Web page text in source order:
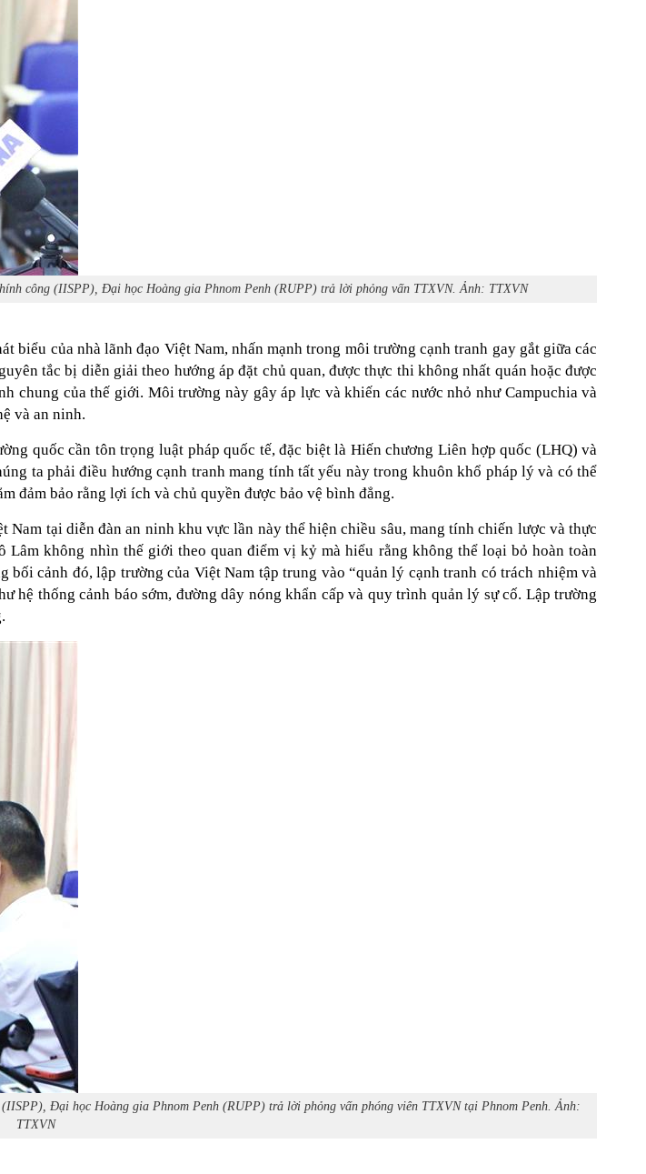
công (IISPP), Đại học Hoàng gia Phnom Penh (RUPP) trả lời phỏng vấn TTXVN. Ảnh: TTXVN
biểu của nhà lãnh đạo Việt Nam, nhấn mạnh trong môi trường cạnh tranh gay gắt giữa các
tắc bị diễn giải theo hướng áp đặt chủ quan, được thực thi không nhất quán hoặc được
chung của thế giới. Môi trường này gây áp lực và khiến các nước nhỏ như Campuchia và
và an ninh.
quốc cần tôn trọng luật pháp quốc tế, đặc biệt là Hiến chương Liên hợp quốc (LHQ) và
ta phải điều hướng cạnh tranh mang tính tất yếu này trong khuôn khổ pháp lý và có thể
đảm bảo rằng lợi ích và chủ quyền được bảo vệ bình đẳng.
tại diễn đàn an ninh khu vực lần này thể hiện chiều sâu, mang tính chiến lược và thực
không nhìn thế giới theo quan điểm vị kỷ mà hiểu rằng không thể loại bỏ hoàn toàn
cảnh đó, lập trường của Việt Nam tập trung vào “quản lý cạnh tranh có trách nhiệm và
hệ thống cảnh báo sớm, đường dây nóng khẩn cấp và quy trình quản lý sự cố. Lập trường
Đại học Hoàng gia Phnom Penh (RUPP) trả lời phỏng vấn phóng viên TTXVN tại Phnom Penh. Ảnh:
TTXVN